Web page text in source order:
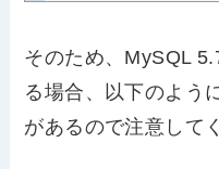
そのため、MySQL
る場合、以下のよう
があるので注意して